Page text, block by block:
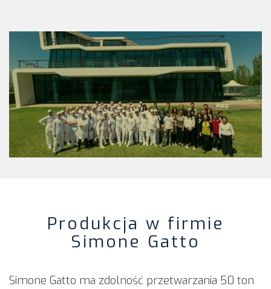
Produkcja w firmie
Simone Gatto
Simone Gatto ma zdolność przetwarzania 50 ton